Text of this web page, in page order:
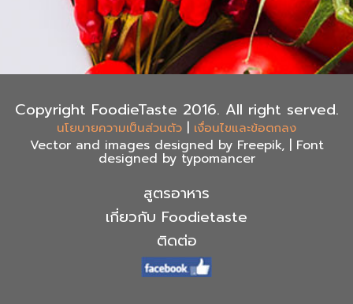
Copyright FoodieTaste 2016. All right served.
นโยบายความเป็นส่วนตัว | เงื่อนไขและข้อตกลง
Vector and images designed by Freepik, | Font
designed by typomancer
สูตรอาหาร
เกี่ยวกับ Foodietaste
ติดต่อ